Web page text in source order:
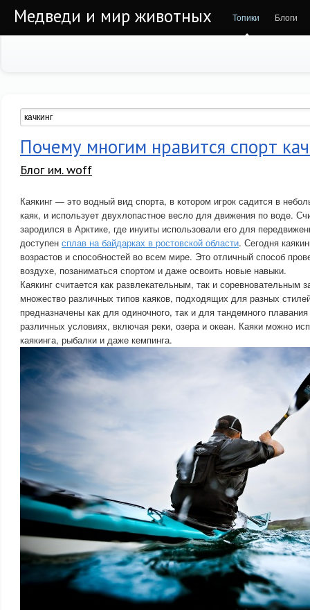
Медведи и мир животных Топики Блоги
Почему многим нравится спорт
Блог им. woff
Каякинг — это водный вид спорта, в котором игрок садится в
каяк, и использует двухлопастное весло для движения по воде.
зародился в Арктике, где инуиты использовали его для
доступен сплав на байдарках в ростовской области. Сегодня
возрастов и способностей во всем мире. Это отличный способ
воздухе, позаниматься спортом и даже освоить новые навыки.
Каякинг считается как развлекательным, так и соревновательным
множество различных типов каяков, подходящих для разных
предназначены как для одиночного, так и для тандемного
различных условиях, включая реки, озера и океан. Каяки можно
каякинга, рыбалки и даже кемпинга.